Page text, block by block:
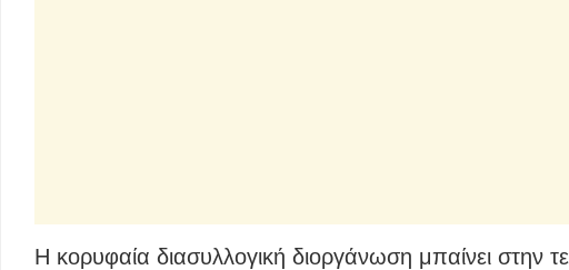
Η κορυφαία διασυλλογική διοργάνωση μπαίνει στην